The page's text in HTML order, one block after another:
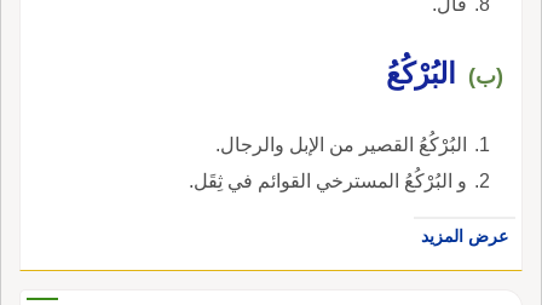
(ب) البُرْكُعُ
البُرْكُعُ القصير من الإبل والرجال.
و البُرْكُعُ المسترخي القوائم في ثِقَل.
عرض المزيد